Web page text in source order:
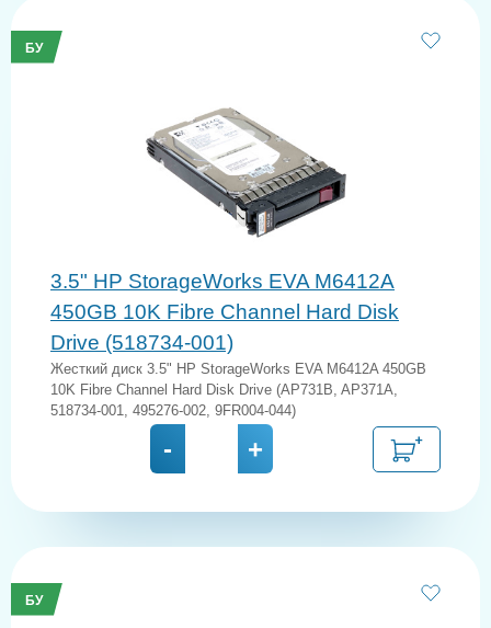
БУ
3.5" HP StorageWorks EVA M6412A
450GB 10K Fibre Channel Hard Disk
Drive (518734-001)
Жесткий диск 3.5" HP StorageWorks EVA M6412A 450GB
10K Fibre Channel Hard Disk Drive (AP731B, AP371A,
518734-001, 495276-002, 9FR004-044)
- +
БУ